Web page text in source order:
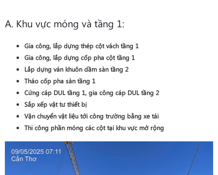
A. Khu vực móng và tầng 1:
Gia công, lắp dựng thép cột vách tầng 1
Gia công, lắp dựng cốp pha cột tầng 1
Lắp dựng ván khuôn dầm sàn tầng 2
Tháo cốp pha sàn tầng 1
Cứng cáp DUL tầng 1, gia công cáp DUL tầng 2
Sắp xếp vật tư thiết bị
Vận chuyển vật liệu tới công trường bằng xe tải
Thi công phần móng các cột tại khu vực mở rộng